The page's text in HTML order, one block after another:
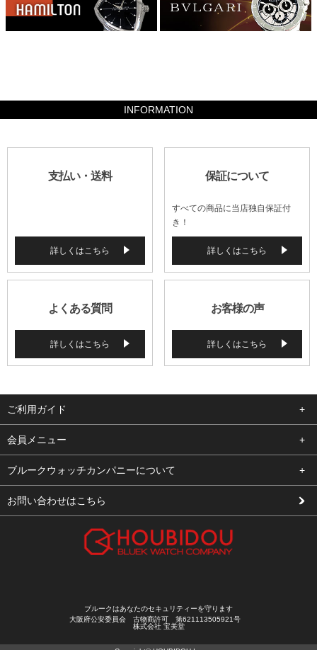
INFORMATION
支払い・送料
詳しくはこちら
保証について
すべての商品に当店独自保証付
き！
詳しくはこちら
よくある質問
詳しくはこちら
お客様の声
詳しくはこちら
ご利用ガイド
よくある質問
支払い・送料
修理依頼
会員メニュー
ログイン
お気に入り
ブルークウォッチカンパニーについて
会社概要
お問い合わせはこちら
ブルークはあなたのセキュリティーを守ります
大阪府公安委員会 古物商許可 第621113505921号
株式会社 宝美堂